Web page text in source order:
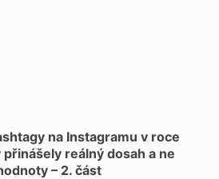
na Instagramu v roce
reálný dosah a ne
– 2. část